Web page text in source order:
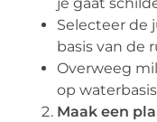
Selecteer de
basis van de
Overweeg
op
Maak een